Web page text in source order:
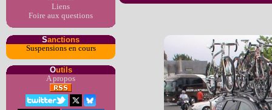
Liens
Foire aux questions
Sanctions
Suspensions en cours
Outils
A propos